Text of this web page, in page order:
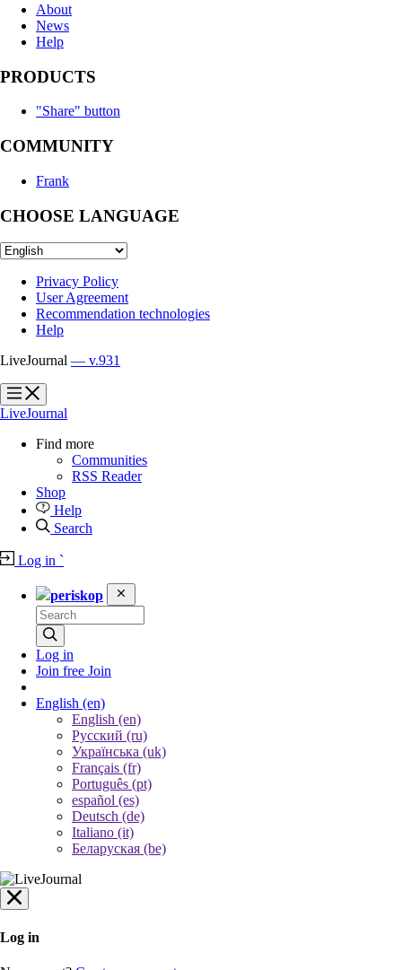
About
News
Help
PRODUCTS
"Share" button
COMMUNITY
Frank
CHOOSE LANGUAGE
Privacy Policy
User Agreement
Recommendation technologies
Help
LiveJournal — v.931
?
?
LiveJournal
Find more
Communities
RSS Reader
Shop
Help
Search
Log in `
periskop
Log in
Join free Join
English (en)
English (en)
Русский (ru)
Українська (uk)
Français (fr)
Português (pt)
español (es)
Deutsch (de)
Italiano (it)
Беларуская (be)
Log in